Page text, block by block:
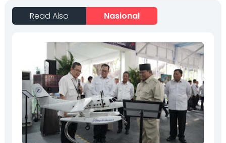
Read Also Nasional